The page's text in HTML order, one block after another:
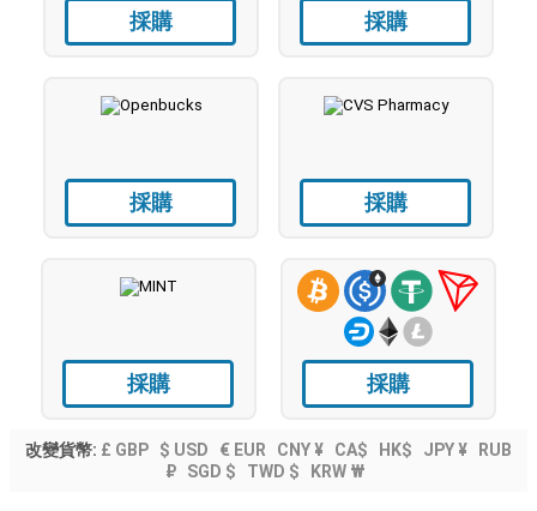
採購 採購
採購 採購
採購 採購
改變貨幣: £ GBP $ USD € EUR CNY ¥ CA$ HK$ JPY ¥
RUB
₽
SGD $ TWD $ KRW ₩